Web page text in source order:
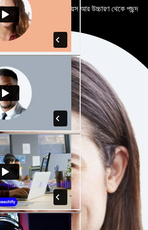
দিন। শত শত AI ভয়েস আর উচ্চারণ থেকে পছন্দ